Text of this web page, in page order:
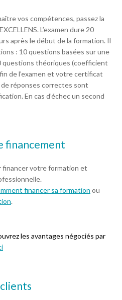
vos compétences, passez la
L’examen dure 20
après le début de la formation. Il
: 10 questions basées sur une
questions théoriques (coefficient
de l’examen et votre certificat
réponses correctes sont
En cas d’échec un second
financement
votre formation et
financer sa formation ou
.
les avantages négociés par